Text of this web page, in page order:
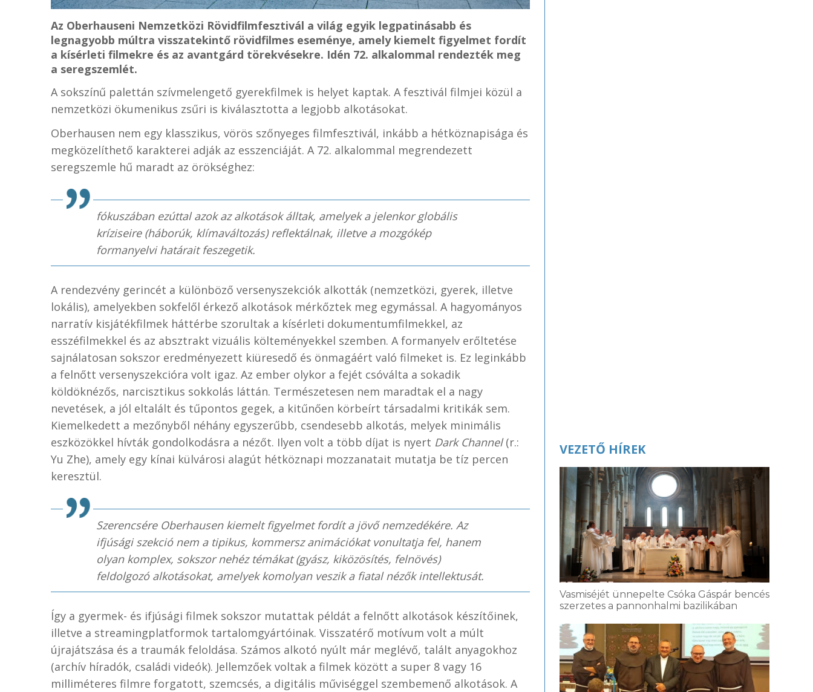
Az Oberhauseni Nemzetközi Rövidfilmfesztivál a világ egyik legpatinásabb és
legnagyobb múltra visszatekintő rövidfilmes eseménye, amely kiemelt figyelmet fordít
a kísérleti filmekre és az avantgárd törekvésekre. Idén 72. alkalommal rendezték meg
a seregszemlét.
A sokszínű palettán szívmelengető gyerekfilmek is helyet kaptak. A fesztivál filmjei közül a
nemzetközi ökumenikus zsűri is kiválasztotta a legjobb alkotásokat.
Oberhausen nem egy klasszikus, vörös szőnyeges filmfesztivál, inkább a hétköznapisága és
megközelíthető karakterei adják az esszenciáját. A 72. alkalommal megrendezett
seregszemle hű maradt az örökséghez:
fókuszában ezúttal azok az alkotások álltak, amelyek a jelenkor globális
kríziseire (háborúk, klímaváltozás) reflektálnak, illetve a mozgókép
formanyelvi határait feszegetik.
A rendezvény gerincét a különböző versenyszekciók alkották (nemzetközi, gyerek, illetve
lokális), amelyekben sokfelől érkező alkotások mérkőztek meg egymással. A hagyományos
narratív kisjátékfilmek háttérbe szorultak a kísérleti dokumentumfilmekkel, az
esszéfilmekkel és az absztrakt vizuális költeményekkel szemben. A formanyelv erőltetése
sajnálatosan sokszor eredményezett kiüresedő és önmagáért való filmeket is. Ez leginkább
a felnőtt versenyszekcióra volt igaz. Az ember olykor a fejét csóválta a sokadik
köldöknézős, narcisztikus sokkolás láttán. Természetesen nem maradtak el a nagy
nevetések, a jól eltalált és tűpontos gegek, a kitűnően körbeírt társadalmi kritikák sem.
Kiemelkedett a mezőnyből néhány egyszerűbb, csendesebb alkotás, melyek minimális
eszközökkel hívták gondolkodásra a nézőt. Ilyen volt a több díjat is nyert Dark Channel(r.:
Yu Zhe), amely egy kínai külvárosi alagút hétköznapi mozzanatait mutatja be tíz percen
keresztül.
Szerencsére Oberhausen kiemelt figyelmet fordít a jövő nemzedékére. Az
ifjúsági szekció nem a tipikus, kommersz animációkat vonultatja fel, hanem
olyan komplex, sokszor nehéz témákat (gyász, kiközösítés, felnövés)
feldolgozó alkotásokat, amelyek komolyan veszik a fiatal nézők intellektusát.
Így a gyermek- és ifjúsági filmek sokszor mutattak példát a felnőtt alkotások készítőinek,
illetve a streamingplatformok tartalomgyártóinak. Visszatérő motívum volt a múlt
újrajátszása és a traumák feloldása. Számos alkotó nyúlt már meglévő, talált anyagokhoz
(archív híradók, családi videók). Jellemzőek voltak a filmek között a super 8 vagy 16
milliméteres filmre forgatott, szemcsés, a digitális műviséggel szembemenő alkotások. A
VEZETŐ HÍREK
Vasmiséjét ünnepelte Csóka Gáspár bencés
szerzetes a pannonhalmi bazilikában